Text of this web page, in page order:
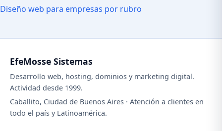
Diseño web para empresas por rubro
EfeMosse Sistemas
Desarrollo web, hosting, dominios y marketing digital.
Actividad desde 1999.
Caballito, Ciudad de Buenos Aires · Atención a clientes en
todo el país y Latinoamérica.